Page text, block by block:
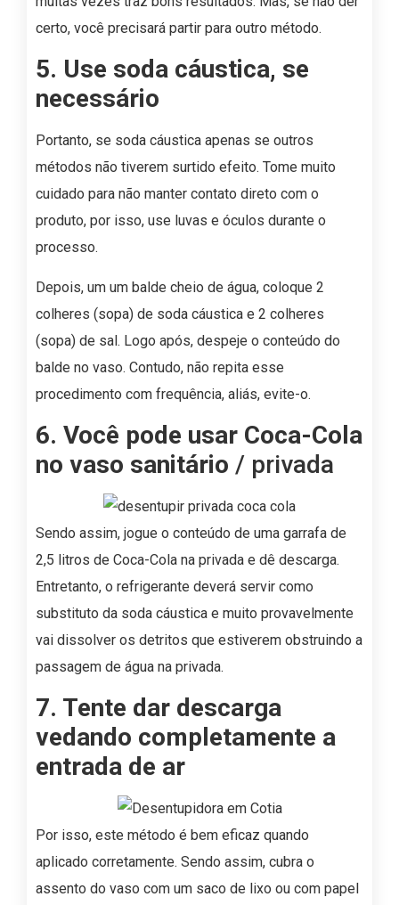
certo, você precisará partir para outro método.
5. Use soda cáustica, se
necessário
Portanto, se soda cáustica apenas se outros
métodos não tiverem surtido efeito. Tome muito
cuidado para não manter contato direto com o
produto, por isso, use luvas e óculos durante o
processo.
Depois, um um balde cheio de água, coloque 2
colheres (sopa) de soda cáustica e 2 colheres
(sopa) de sal. Logo após, despeje o conteúdo do
balde no vaso. Contudo, não repita esse
procedimento com frequência, aliás, evite-o.
6. Você pode usar Coca-Cola
no vaso sanitário / privada
Sendo assim, jogue o conteúdo de uma garrafa de
2,5 litros de Coca-Cola na privada e dê descarga.
Entretanto, o refrigerante deverá servir como
substituto da soda cáustica e muito provavelmente
vai dissolver os detritos que estiverem obstruindo a
passagem de água na privada.
7. Tente dar descarga
vedando completamente a
entrada de ar
Por isso, este método é bem eficaz quando
aplicado corretamente. Sendo assim, cubra o
assento do vaso com um saco de lixo ou com papel